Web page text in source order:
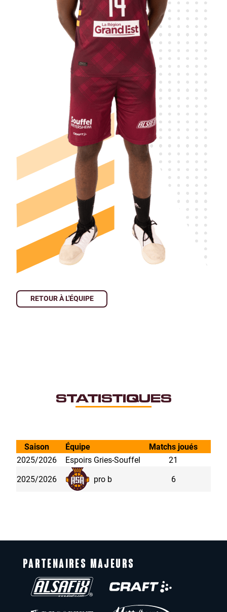
RETOUR À L'ÉQUIPE
STATISTIQUES
Saison Équipe Matchs joués
2025/2026
Espoirs Gries-Souffel
21
2025/2026
pro b 6
PARTENAIRES MAJEURS